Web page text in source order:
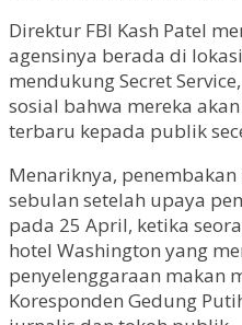
Direktur FBI Kash Patel
agensinya berada di
mendukung Secret
sosial bahwa mereka
terbaru kepada publik
Menariknya,
sebulan setelah upaya
pada 25 April, ketika
hotel Washington yang
penyelenggaraan makan
Koresponden Gedung